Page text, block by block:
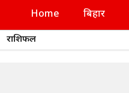
Home बिहार
राशिफल